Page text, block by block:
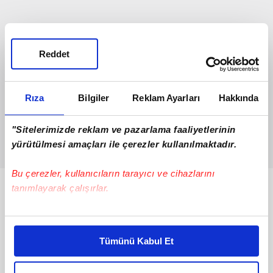
Rıza Bilgiler Reklam Ayarları Hakkında
"Sitelerimizde reklam ve pazarlama faaliyetlerinin
yürütülmesi amaçları ile çerezler kullanılmaktadır.
Bu çerezler, kullanıcıların tarayıcı ve cihazlarını
tanımlayarak çalışırlar.
Bu çerezlere izin vermeniz halinde sizlere özel
daha iyi reklam deneyimi yaşatabiliriz. Bunu yaparken
amacımızın size daha iyi bir reklam deneyimi sunmak
Tümünü Kabul Et
Reddet
Bunlar da Var